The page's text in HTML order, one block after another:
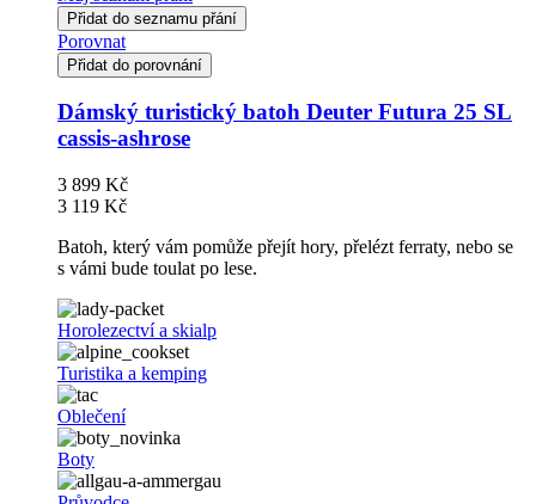
Přidat do seznamu přání
Porovnat
Přidat do porovnání
Dámský turistický batoh Deuter Futura 25 SL
cassis-ashrose
3 899 Kč
3 119 Kč
Batoh, který vám pomůže přejít hory, přelézt ferraty, nebo se
s vámi bude toulat po lese.
Horolezectví a skialp
Turistika a kemping
Oblečení
Boty